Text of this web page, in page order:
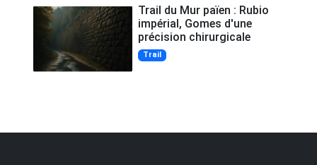
Trail du Mur païen : Rubio
impérial, Gomes d'une
précision chirurgicale
Trail